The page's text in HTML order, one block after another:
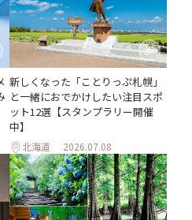
新しくなった「ことりっぷ札幌」
と一緒におでかけしたい注目スポ
ット12選【スタンプラリー開催
中】
北海道 2026.07.08